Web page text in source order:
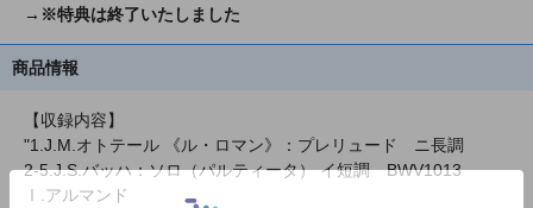
→※特典は終了いたしました
商品情報
【収録内容】
"1.J.M.オトテール 《ル・ロマン》：プレリュード ニ長調
2-5.J.S.バッハ：ソロ（パルティータ） イ短調 BWV1013
Ⅰ.アルマンド